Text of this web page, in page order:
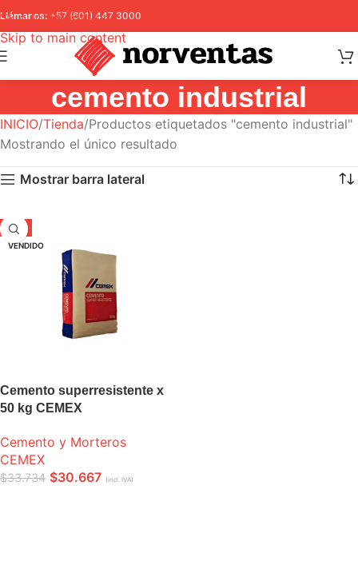
Skip to navigation
Skip to main content
Llámanos: +57 (601) 447 3000
cemento industrial
INICIO Tienda Productos etiquetados "cemento industrial"
Mostrando el único resultado
Mostrar barra lateral
-9%
VENDIDO
Cemento superresistente x
50 kg CEMEX
Cemento y Morteros
CEMEX
$33.734 $30.667 (incl. IVA)